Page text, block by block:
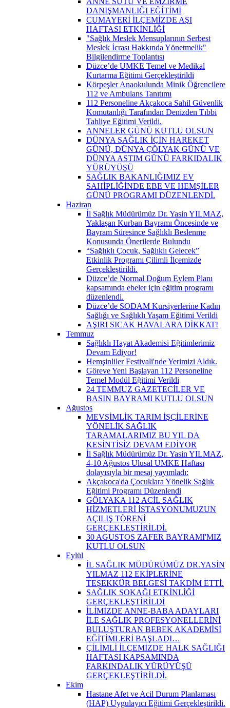
DANIŞMANLIĞI EĞİTİMİ
CUMAYERİ İLÇEMİZDE AŞI
HAFTASI ETKİNLİĞİ
"Sağlık Meslek Mensuplarının Serbest
Meslek İcrası Hakkında Yönetmelik"
Bilgilendirme Toplantısı
Düzce’de UMKE Temel ve Medikal
Kurtarma Eğitimi Gerçekleştirildi
Körpeşler Anaokulunda Minik Öğrencilere
112 ve Ambulans Tanıtımı
112 Personeline Akçakoca Sahil Güvenlik
Komutanlığı Tarafından Denizden Tıbbi
Tahliye Eğitimi Verildi.
ANNELER GÜNÜ KUTLU OLSUN
DÜNYA SAĞLIK İÇİN HAREKET
GÜNÜ, DÜNYA ÇÖLYAK GÜNÜ VE
DÜNYA ASTIM GÜNÜ FARKIDALIK
YÜRÜYÜŞÜ
SAĞLIK BAKANLIĞIMIZ EV
SAHİPLİĞİNDE EBE VE HEMŞİLER
GÜNÜ PROGRAMI DÜZENLENDİ.
Haziran
İl Sağlık Müdürümüz Dr. Yasin YILMAZ,
Yaklaşan Kurban Bayramı Öncesinde ve
Bayram Süresince Sağlıklı Beslenme
Konusunda Önerilerde Bulundu
“Sağlıklı Çocuk, Sağlıklı Gelecek”
Etkinlik Programı Çilimli İlçemizde
Gerçekleştirildi.
Düzce’de Normal Doğum Eylem Planı
kapsamında ebeler için eğitim programı
düzenlendi.
Düzce’de SODAM Kursiyerlerine Kadın
Sağlığı ve Sağlıklı Yaşam Eğitimi Verildi
AŞIRI SICAK HAVALARA DİKKAT!
Temmuz
Sağlıklı Hayat Akademisi Eğitimlerimiz
Devam Ediyor!
Hemşinliler Festivali'nde Yerimizi Aldık.
Göreve Yeni Başlayan 112 Personeline
Temel Modül Eğitimi Verildi
24 TEMMUZ GAZETECİLER VE
BASIN BAYRAMI KUTLU OLSUN
Ağustos
MEVSİMLİK TARIM İŞÇİLERİNE
YÖNELİK SAĞLIK
TARAMALARIMIZ BU YIL DA
KESİNTİSİZ DEVAM EDİYOR
İl Sağlık Müdürümüz Dr. Yasin YILMAZ,
4-10 Ağustos Ulusal UMKE Haftası
dolayısıyla bir mesaj yayımladı:
Akçakoca'da Çocuklara Yönelik Sağlık
Eğitimi Programı Düzenlendi
GÖLYAKA 112 ACİL SAĞLIK
HİZMETLERİ İSTASYONUMUZUN
AÇILIŞ TÖRENİ
GERÇEKLEŞTİRİLDİ.
30 AGUSTOS ZAFER BAYRAMI'MIZ
KUTLU OLSUN
Eylül
İL SAĞLIK MÜDÜRÜMÜZ DR.YASİN
YILMAZ 112 EKİPLERİNE
TEŞEKKÜR BELGESİ TAKDİM ETTİ.
SAĞLIK SOKAĞI ETKİNLİĞİ
GERÇEKLEŞTİRİLDİ
İLİMİZDE ANNE-BABA ADAYLARI
İLE SAĞLIK PROFESYONELLERİNİ
BULUŞTURAN BEBEK AKADEMİSİ
EĞİTİMLERİ BAŞLADI…
ÇİLİMLİ İLÇEMİZDE HALK SAĞLIĞI
HAFTASI KAPSAMINDA
FARKINDALIK YÜRÜYÜŞÜ
GERÇEKLEŞTİRİLDİ.
Ekim
Hastane Afet ve Acil Durum Planlaması
(HAP) Uygulayıcı Eğitimi Gerçekleştirildi.